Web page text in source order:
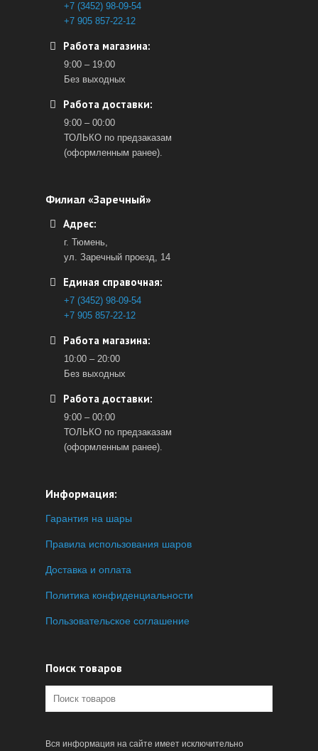
+7 (3452) 98-09-54
+7 905 857-22-12
Работа магазина:
9:00 – 19:00
Без выходных
Работа доставки:
9:00 – 00:00
ТОЛЬКО по предзаказам
(оформленным ранее).
Филиал «Заречный»
Адрес:
г. Тюмень,
ул. Заречный проезд, 14
Единая справочная:
+7 (3452) 98-09-54
+7 905 857-22-12
Работа магазина:
10:00 – 20:00
Без выходных
Работа доставки:
9:00 – 00:00
ТОЛЬКО по предзаказам
(оформленным ранее).
Информация:
Гарантия на шары
Правила использования шаров
Доставка и оплата
Политика конфиденциальности
Пользовательское соглашение
Поиск товаров
Вся информация на сайте имеет исключительно